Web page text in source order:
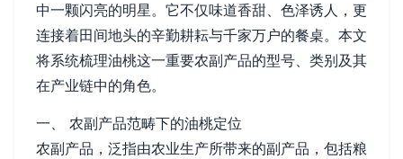
中一颗闪亮的明星。它不仅味道香甜、色泽诱人，更
连接着田间地头的辛勤耕耘与千家万户的餐桌。本文
将系统梳理油桃这一重要农副产品的型号、类别及其
在产业链中的角色。
一、 农副产品范畴下的油桃定位
农副产品，泛指由农业生产所带来的副产品，包括粮